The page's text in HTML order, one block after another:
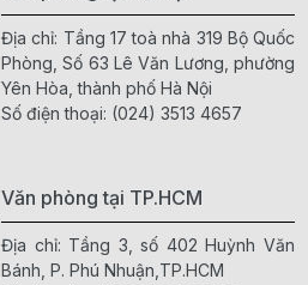
Địa chỉ: Tầng 17 toà nhà 319 Bộ Quốc
Phòng, Số 63 Lê Văn Lương, phường
Yên Hòa, thành phố Hà Nội
Số điện thoại: (024) 3513 4657
Văn phòng tại TP.HCM
Địa chỉ: Tầng 3, số 402 Huỳnh Văn
Bánh, P. Phú Nhuận,TP.HCM